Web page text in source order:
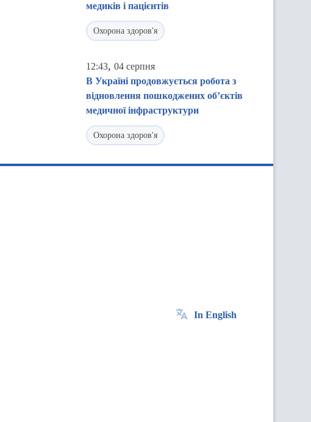
медиків і пацієнтів
Охорона здоров'я
12:43, 04 серпня
В Україні продовжується робота з
відновлення пошкоджених об’єктів
медичної інфраструктури
Охорона здоров'я
In English